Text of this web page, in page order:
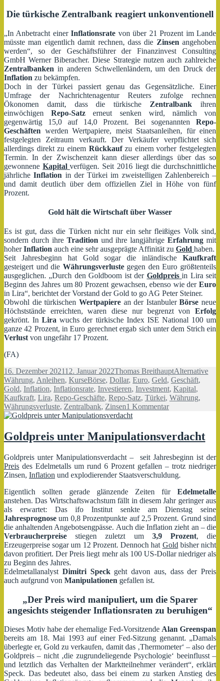
Die türkische Zentralbank reagiert unkonventionell
„In Anbetracht einerInflationsrate von über 21 Prozent im Lande
müsste man eigentlich damit rechnen, dass die Zinsen angehoben
werden“, so der Geschäftsführer der Finanzinvest Consulting
GmbH Werner Biberacher. Diese Strategie nutzen auch zahlreiche
Zentralbanken in anderen Schwellenländern, um den Druck der
Inflation zu bekämpfen.
Doch in der Türkei passiert genau das Gegensätzliche. Einer
Umfrage der Nachrichtenagentur Reuters zufolge rechnen
Ökonomen damit, dass die türkische Zentralbank ihren
einwöchigenRepo-Satz erneut senken wird, nämlich von
gegenwärtig 15,0 auf 14,0 Prozent. Bei sogenannten Repo-
Geschäften werden Wertpapiere, meist Staatsanleihen, für einen
festgelegten Zeitraum verkauft. Der Verkäufer verpflichtet sich
allerdings direkt zu einem Rückkaufzu einem vorher festgelegten
Termin. In der Zwischenzeit kann dieser allerdings über das so
gewonnene Kapital verfügen. Seit 2016 liegt die durchschnittliche
jährlicheInflation in der Türkei im zweistelligen Zahlenbereich –
und damit deutlich über dem offiziellen Ziel in Höhe von fünf
Prozent.
Gold hält die Wirtschaft über Wasser
Es ist gut, dass die Türken nicht nur ein sehr fleißiges Volk sind,
sondern durch ihre Tradition und ihre langjährigeErfahrung mit
hoherInflation auch eine sehr ausgeprägte Affinität zu Gold haben.
Seit Jahresbeginn hat Gold sogar die inländische Kaufkraft
gesteigert und die Währungsverlustegegen den Euro größtenteils
ausgeglichen. „Durch den Goldboom ist der Goldpreis in Lira seit
Beginn des Jahres um 80 Prozent gewachsen, ebenso wie der Euro
in Lira“, berichtet der Vorstand der Gold to go AG Peter Steiner.
Obwohl die türkischen Wertpapierean der IstanbulerBörse neue
Höchststände erreichten, waren diese nur begrenzt von Erfolg
gekrönt. InLira wuchs der türkische Index ISE National 100 um
ganze 42 Prozent, in Euro gerechnet ergab sich unter dem Strich ein
Verlust von ungefähr 17 Prozent.
(FA)
Veröffentlicht
am
16. Dezember 202112. Januar 2022Autor
Thomas BreithauptKategorien
Alternative
Währung, Anleihen, KurseSchlagwörter
Börse, Dollar, Euro, Geld, Geschäft,
Gold, Inflation, Inflationsrate, Investieren, Investment, Kapital,
Kaufkraft, Lira, Repo-Geschäfte, Repo-Satz, Türkei, Währung,
Währungsverluste, Zentralbank, Zinsen1 Kommentarzu
Türkei
Lira
fällt
weiter
Goldpreis unter Manipulationsverdacht
Goldpreis unter Manipulationsverdacht – seit Jahresbeginn ist der
Preis des Edelmetalls um rund 6 Prozent gefallen – trotz niedriger
Zinsen, Inflation und explodierender Staatsverschuldung.
Eigentlich sollten gerade glänzende Zeiten für Edelmetalle
anstehen. Das Wirtschaftswachstum fällt in diesem Jahr geringer aus
als erwartet: Das ifo Institut senkte am Dienstag seine
Jahresprognose um 0,8 Prozentpunkte auf 2,5 Prozent. Grund sind
die anhaltenden Angebotsengpässe. Auch die Inflation zieht an – die
Verbraucherpreise stiegen zuletzt um 3,9 Prozent, die
Erzeugerpreise sogar um 12 Prozent. Dennoch hat Gold bisher nicht
davon profitiert. Der Preis liegt mehr als 100 US-Dollar niedriger als
zu Beginn des Jahres.
Edelmetallanalyst Dimitri Speckgeht davon aus, dass der Preis
auch aufgrund von Manipulationen gefallen ist.
„Der Preis wird manipuliert, um die Sparer
angesichts steigender Inflationsraten zu beruhigen“
Dieses Motiv habe der ehemalige Fed-Vorsitzende Alan Greenspan
bereits am 18. Mai 1993 auf einer Fed-Sitzung genannt. „Damals
überlegte er, Gold zu verkaufen, damit das ‚Thermometer‘ – also der
Goldpreis – nicht ‚die zugrundeliegende Psychologie‘ beeinflusst –
und letztlich das Verhalten der Marktteilnehmer verändert“, erklärt
Speck. Das bedeutet also, dass bei einem zu starken Anstieg des